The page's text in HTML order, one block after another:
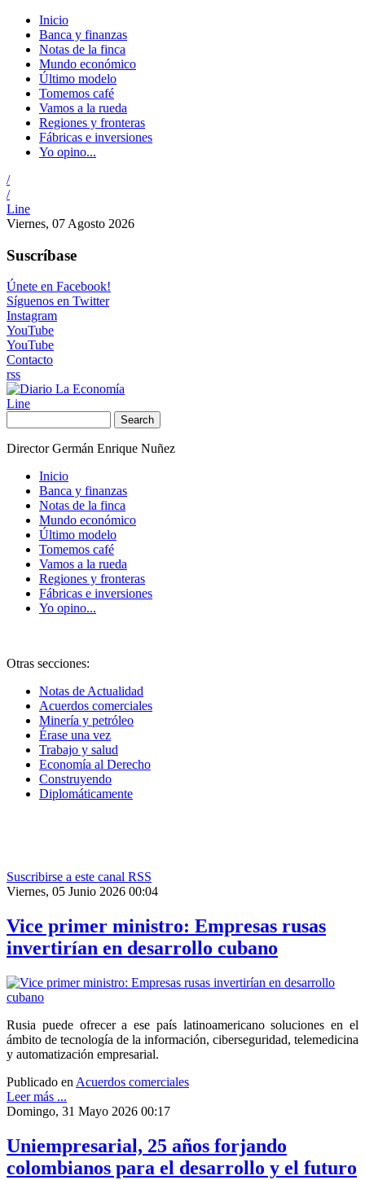
Inicio
Banca y finanzas
Notas de la finca
Mundo económico
Último modelo
Tomemos café
Vamos a la rueda
Regiones y fronteras
Fábricas e inversiones
Yo opino...
/
/
Line
Viernes, 07 Agosto 2026
Suscríbase
Únete en Facebook!
Síguenos en Twitter
Instagram
YouTube
YouTube
Contacto
rss
Line
Search
Director Germán Enrique Nuñez
Inicio
Banca y finanzas
Notas de la finca
Mundo económico
Último modelo
Tomemos café
Vamos a la rueda
Regiones y fronteras
Fábricas e inversiones
Yo opino...
Otras secciones:
Notas de Actualidad
Acuerdos comerciales
Minería y petróleo
Érase una vez
Trabajo y salud
Economía al Derecho
Construyendo
Diplomáticamente
Suscribirse a este canal RSS
Viernes, 05 Junio 2026 00:04
Vice primer ministro: Empresas rusas
invertirían en desarrollo cubano
Rusia puede ofrecer a ese país latinoamericano soluciones en el
ámbito de tecnología de la información, ciberseguridad, telemedicina
y automatización empresarial.
Publicado en Acuerdos comerciales
Leer más ...
Domingo, 31 Mayo 2026 00:17
Uniempresarial, 25 años forjando
colombianos para el desarrollo y el futuro